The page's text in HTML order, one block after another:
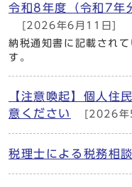
令和8年度（令和7年
[2026年6月11日]
納税通知書に記載され
す。
【注意喚起】個人住
意ください
[2026年
税理士による税務相談